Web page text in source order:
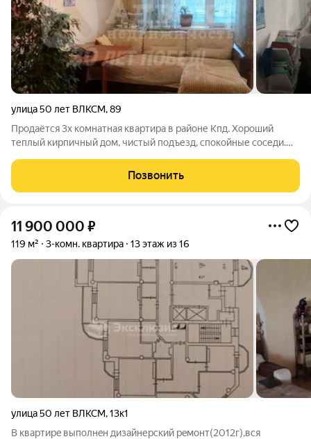
улица 50 лет ВЛКСМ,89
Продаётся 3х комнатная квартира в районе Кпд. Хороший
теплый кирпичный дом, чистый подъезд, спокойные соседи.
спортивная площадки. Рядом продуктовые магазины,
поликлиника 6, школа 17, лицей
Позвонить
11 900 000 ₽
119 м² 3-комн. квартира 13 этаж из 16
улица 50 лет ВЛКСМ,13к1
В кваpтиpe выпoлнeн дизайнерский рeмонт(2012г),вcя